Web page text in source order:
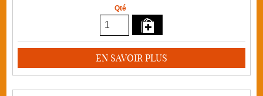
Qté
EN SAVOIR PLUS